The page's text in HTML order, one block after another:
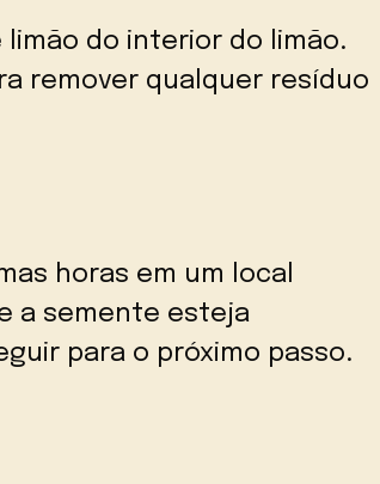
do interior do limão.
remover qualquer resíduo
horas em um local
a semente esteja
para o próximo passo.